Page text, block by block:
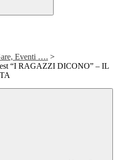
Eventi …. >
“I RAGAZZI DICONO” – IL